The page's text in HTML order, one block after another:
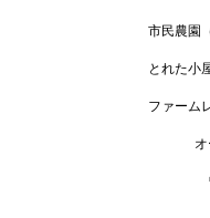
市民農園
とれた小
ファーム